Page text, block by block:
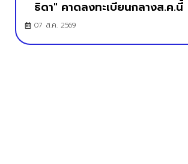
ธิดา" คาดลงทะเบียนกลางส.ค.นี้
07 ส.ค. 2569